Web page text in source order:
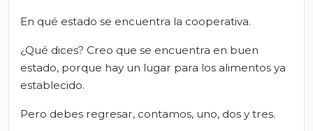
En qué estado se encuentra la cooperativa.
¿Qué dices? Creo que se encuentra en buen
estado, porque hay un lugar para los alimentos ya
establecido.
Pero debes regresar, contamos, uno, dos y tres.